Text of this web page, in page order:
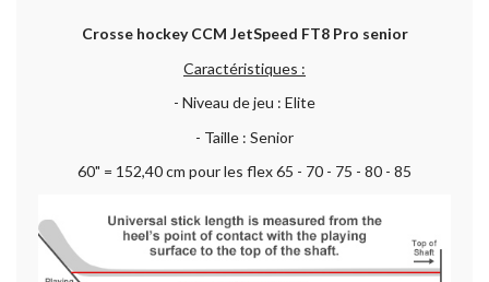
Crosse hockey CCM JetSpeed FT8 Pro senior
Caractéristiques :
- Niveau de jeu : Elite
- Taille : Senior
60" = 152,40 cm pour les flex 65 - 70 - 75 - 80 - 85